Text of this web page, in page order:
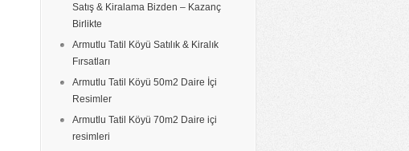
Satış & Kiralama Bizden – Kazanç
Birlikte
Armutlu Tatil Köyü Satılık & Kiralık
Fırsatları
Armutlu Tatil Köyü 50m2 Daire İçi
Resimler
Armutlu Tatil Köyü 70m2 Daire içi
resimleri